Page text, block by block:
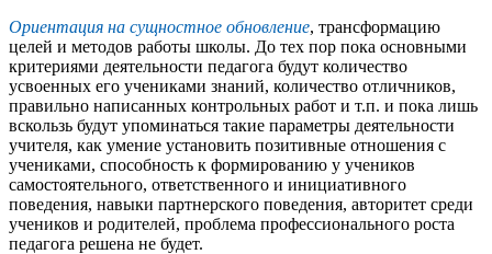
Ориентация на сущностное обновление, трансформацию
целей и методов работы школы. До тех пор пока основными
критериями деятельности педагога будут количество
усвоенных его учениками знаний, количество отличников,
правильно написанных контрольных работ и т.п. и пока лишь
вскользь будут упоминаться такие параметры деятельности
учителя, как умение установить позитивные отношения с
учениками, способность к формированию у учеников
самостоятельного, ответственного и инициативного
поведения, навыки партнерского поведения, авторитет среди
учеников и родителей, проблема профессионального роста
педагога решена не будет.